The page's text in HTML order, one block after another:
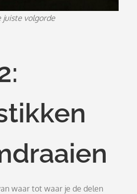
juiste volgorde
waar tot waar je de delen